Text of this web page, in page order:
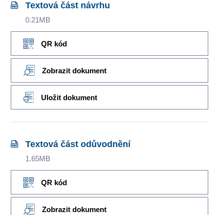
Textová část návrhu
0.21MB
QR kód
Zobrazit dokument
Uložit dokument
Textová část odůvodnění
1.65MB
QR kód
Zobrazit dokument